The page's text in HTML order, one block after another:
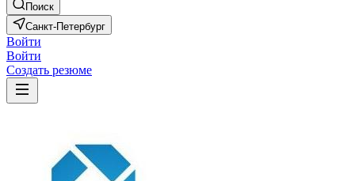
Поиск
Санкт-Петербург
Войти
Войти
Создать резюме